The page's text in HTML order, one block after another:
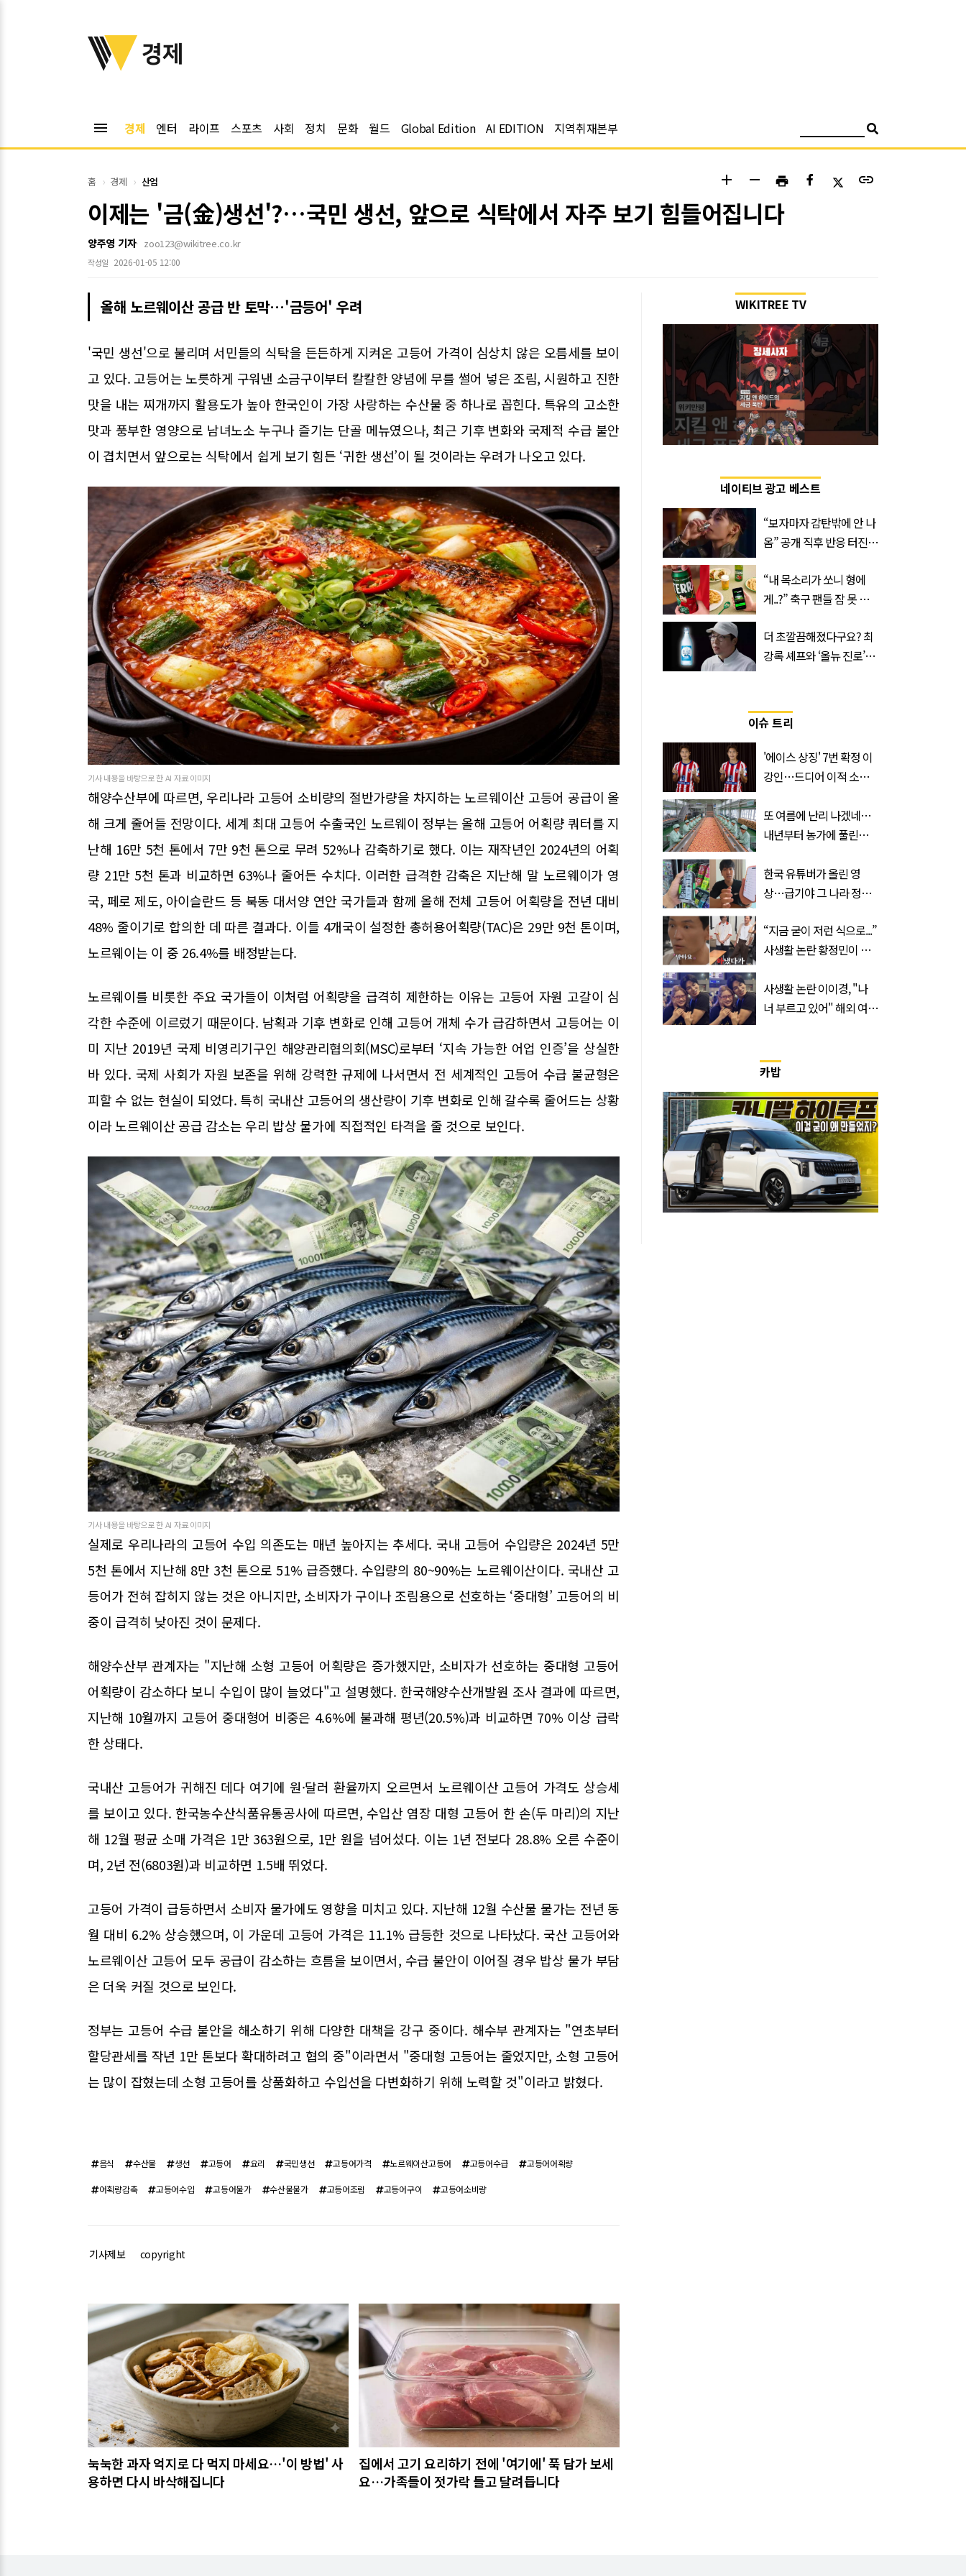
위키트리
경제
menu 경제 엔터 라이프 스포츠 사회 정치 문화 월드 Global Edition AI EDITION 지역취재본부
홈 경제 산업 add remove print link
이제는 '금(金)생선'?…국민 생선, 앞으로 식탁에서 자주 보기 힘들어집니다
양주영 기자 zoo123@wikitree.co.kr
작성일 2026-01-05 12:00
올해 노르웨이산 공급 반 토막…'금등어' 우려
'국민 생선'으로 불리며 서민들의 식탁을 든든하게 지켜온 고등어 가격이 심상치 않은 오름세를 보이
고 있다. 고등어는 노릇하게 구워낸 소금구이부터 칼칼한 양념에 무를 썰어 넣은 조림, 시원하고 진한
맛을 내는 찌개까지 활용도가 높아 한국인이 가장 사랑하는 수산물 중 하나로 꼽힌다. 특유의 고소한
맛과 풍부한 영양으로 남녀노소 누구나 즐기는 단골 메뉴였으나, 최근 기후 변화와 국제적 수급 불안
이 겹치면서 앞으로는 식탁에서 쉽게 보기 힘든 ‘귀한 생선’이 될 것이라는 우려가 나오고 있다.
기사 내용을 바탕으로 한 AI 자료 이미지
해양수산부에 따르면, 우리나라 고등어 소비량의 절반가량을 차지하는 노르웨이산 고등어 공급이 올
해 크게 줄어들 전망이다. 세계 최대 고등어 수출국인 노르웨이 정부는 올해 고등어 어획량 쿼터를 지
난해 16만 5천 톤에서 7만 9천 톤으로 무려 52%나 감축하기로 했다. 이는 재작년인 2024년의 어획
량 21만 5천 톤과 비교하면 63%나 줄어든 수치다. 이러한 급격한 감축은 지난해 말 노르웨이가 영
국, 페로 제도, 아이슬란드 등 북동 대서양 연안 국가들과 함께 올해 전체 고등어 어획량을 전년 대비
48% 줄이기로 합의한 데 따른 결과다. 이들 4개국이 설정한 총허용어획량(TAC)은 29만 9천 톤이며,
노르웨이는 이 중 26.4%를 배정받는다.
노르웨이를 비롯한 주요 국가들이 이처럼 어획량을 급격히 제한하는 이유는 고등어 자원 고갈이 심
각한 수준에 이르렀기 때문이다. 남획과 기후 변화로 인해 고등어 개체 수가 급감하면서 고등어는 이
미 지난 2019년 국제 비영리기구인 해양관리협의회(MSC)로부터 ‘지속 가능한 어업 인증’을 상실한
바 있다. 국제 사회가 자원 보존을 위해 강력한 규제에 나서면서 전 세계적인 고등어 수급 불균형은
피할 수 없는 현실이 되었다. 특히 국내산 고등어의 생산량이 기후 변화로 인해 갈수록 줄어드는 상황
이라 노르웨이산 공급 감소는 우리 밥상 물가에 직접적인 타격을 줄 것으로 보인다.
기사 내용을 바탕으로 한 AI 자료 이미지
실제로 우리나라의 고등어 수입 의존도는 매년 높아지는 추세다. 국내 고등어 수입량은 2024년 5만
5천 톤에서 지난해 8만 3천 톤으로 51% 급증했다. 수입량의 80~90%는 노르웨이산이다. 국내산 고
등어가 전혀 잡히지 않는 것은 아니지만, 소비자가 구이나 조림용으로 선호하는 ‘중대형’ 고등어의 비
중이 급격히 낮아진 것이 문제다.
해양수산부 관계자는 "지난해 소형 고등어 어획량은 증가했지만, 소비자가 선호하는 중대형 고등어
어획량이 감소하다 보니 수입이 많이 늘었다"고 설명했다. 한국해양수산개발원 조사 결과에 따르면,
지난해 10월까지 고등어 중대형어 비중은 4.6%에 불과해 평년(20.5%)과 비교하면 70% 이상 급락
한 상태다.
국내산 고등어가 귀해진 데다 여기에 원·달러 환율까지 오르면서 노르웨이산 고등어 가격도 상승세
를 보이고 있다. 한국농수산식품유통공사에 따르면, 수입산 염장 대형 고등어 한 손(두 마리)의 지난
해 12월 평균 소매 가격은 1만 363원으로, 1만 원을 넘어섰다. 이는 1년 전보다 28.8% 오른 수준이
며, 2년 전(6803원)과 비교하면 1.5배 뛰었다.
고등어 가격이 급등하면서 소비자 물가에도 영향을 미치고 있다. 지난해 12월 수산물 물가는 전년 동
월 대비 6.2% 상승했으며, 이 가운데 고등어 가격은 11.1% 급등한 것으로 나타났다. 국산 고등어와
노르웨이산 고등어 모두 공급이 감소하는 흐름을 보이면서, 수급 불안이 이어질 경우 밥상 물가 부담
은 더욱 커질 것으로 보인다.
정부는 고등어 수급 불안을 해소하기 위해 다양한 대책을 강구 중이다. 해수부 관계자는 "연초부터
할당관세를 작년 1만 톤보다 확대하려고 협의 중"이라면서 "중대형 고등어는 줄었지만, 소형 고등어
는 많이 잡혔는데 소형 고등어를 상품화하고 수입선을 다변화하기 위해 노력할 것"이라고 밝혔다.
음식 수산물 생선 고등어 요리 국민생선 고등어가격 노르웨이산고등어 고등어수급 고등어어획량
어획량감축 고등어수입 고등어물가 수산물물가 고등어조림 고등어구이 고등어소비량
기사제보 copyright
관련기사
눅눅한 과자 억지로 다 먹지 마세요…'이 방법' 사
용하면 다시 바삭해집니다
집에서 고기 요리하기 전에 '여기에' 푹 담가 보세
요…가족들이 젓가락 들고 달려듭니다
WIKITREE TV
네이티브 광고 베스트
“보자마자 감탄밖에 안 나
옴” 공개 직후 반응 터진
“내 목소리가 쏘니 형에
게..?” 축구 팬들 잠 못 들
트
더 초깔끔해졌다구요? 최
강록 셰프와 ‘올뉴 진로’의
이슈 트리
'에이스 상징' 7번 확정 이
강인…드디어 이적 소감
또 여름에 난리 나겠네…
내년부터 농가에 풀린다는
한국 유튜버가 올린 영
상…급기야 그 나라 정부
“지금 굳이 저런 식으로...”
사생활 논란 황정민이 곧
사생활 논란 이이경, "나
너 부르고 있어" 해외 여배
카밥